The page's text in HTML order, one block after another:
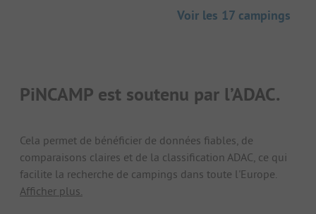
Voir les 17 campings
PiNCAMP est soutenu par l’ADAC.
Cela permet de bénéficier de données fiables, de
comparaisons claires et de la classification ADAC, ce qui
facilite la recherche de campings dans toute l'Europe.
Afficher plus.